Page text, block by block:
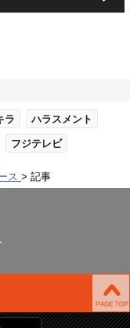
ラ ハラスメント
フジテレビ
ス 記事